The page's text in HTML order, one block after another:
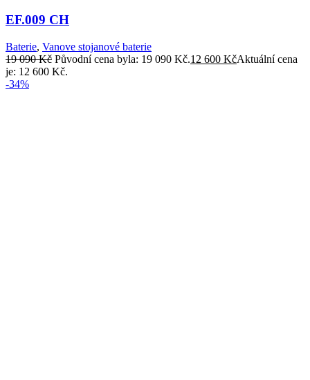
EF.009 CH
Baterie, Vanove stojanové baterie
19 090Kč Původní cena byla: 19 090 Kč.12 600 KčAktuální cena
je: 12 600 Kč.
-34%